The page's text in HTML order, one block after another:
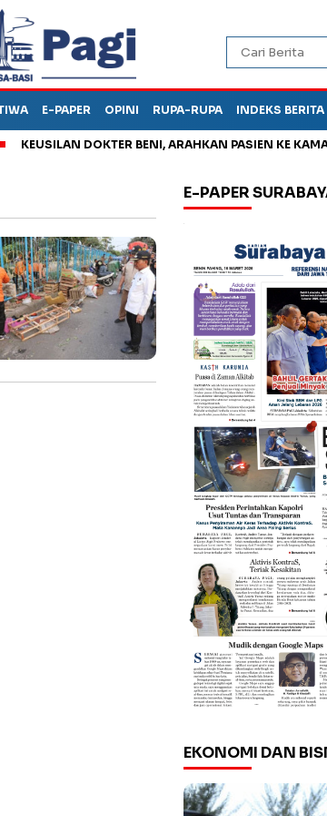
E-PAPER OPINI RUPA-RUPA INDEKS BERITA
DOKTER BENI, ARAHKAN PASIEN KE KAMAR
E-PAPER
EKONOMI DAN